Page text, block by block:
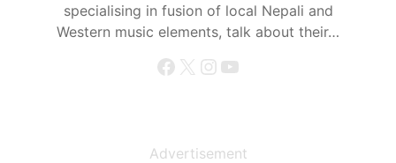
specialising in fusion of local Nepali and
Western music elements, talk about their…
Facebook X Instagram YouTube
Advertisement